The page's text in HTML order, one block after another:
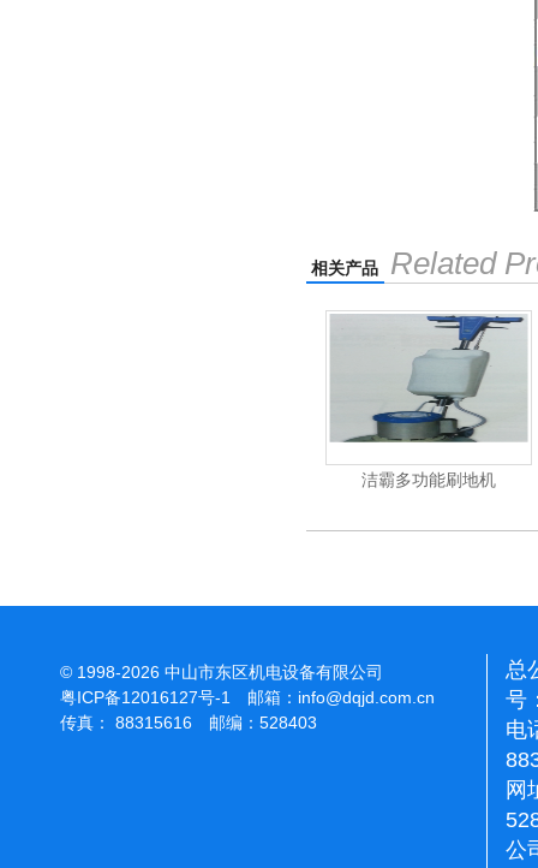
相关产品 Related
洁霸多功能刷地机
© 1998-2026 中山市东区机电设备有限公司
总
号
电
网
公